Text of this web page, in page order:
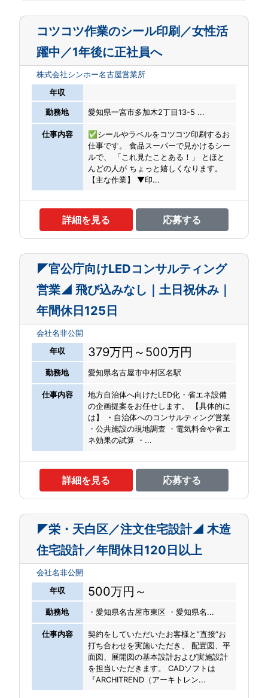
コツコツ作業のシール印刷／女性活
躍中／1年後に正社員へ
株式会社シンホー名古屋営業所
年収
勤務地 愛知県一宮市多加木2丁目13-5 ...
仕事内容
✅シールやラベルをコツコツ印刷するお
仕事です。 食品スーパーで見かけるシー
ルで、 「これ見たことある！」 とほと
んどの人が ちょっと嬉しくなります。
【主な作業】 ▼印...
詳細を見る 応募する
◤官公庁向けLEDコンサルティング
営業◢ 飛び込みなし｜土日祝休み｜
年間休日125日
会社名非公開
年収
379万円～500万円
勤務地 愛知県名古屋市中村区名駅
仕事内容
地方自治体へ向けたLED化・省エネ設備
の企画提案をお任せします。 【具体的に
は】 ・自治体へのコンサルティング営業
・公共施設の現地調査 ・電気料金や省エ
ネ効果の試算 ・...
詳細を見る 応募する
◤栄・天白区／注文住宅設計◢ 木造
住宅設計／年間休日120日以上
会社名非公開
年収
500万円～
勤務地 ・愛知県名古屋市東区 ・愛知県名...
仕事内容
契約をしていただいたお客様と”直接”お
打ち合わせを実施いただき、 配置図、平
面図、展開図の基本設計および実施設計
を担当いただきます。 CADソフトは
『ARCHITREND（アーキトレン...